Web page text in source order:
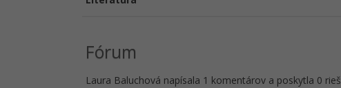
Fórum
Laura Baluchová napísala 1 komentárov a poskytla 0